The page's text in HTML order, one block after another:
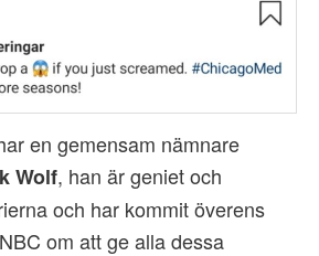
en gemensam nämnare
Wolf, han är geniet och
och har kommit överens
om att ge alla dessa